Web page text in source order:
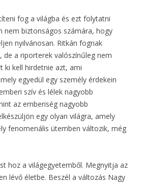
fog a világba és ezt folytatni
nem biztonságos számára, hogy
nyilvánosan. Ritkán fognak
de a riporterek valószínűleg nem
ki kell hirdetnie azt, ami
egyedül egy személy érdekein
szív és lélek nagyobb
az emberiség nagyobb
egy olyan világra, amely
fenomenális ütemben változik, még
hoz a világegyetemből. Megnyitja az
lévő életbe. Beszél a változás Nagy